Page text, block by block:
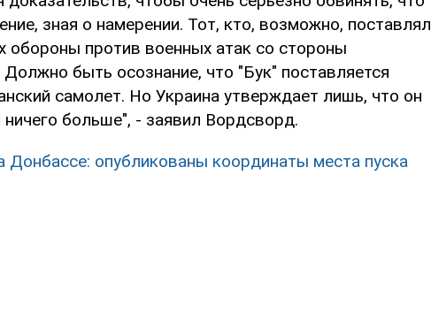
зная о намерении. Тот, кто, возможно, поставлял
обороны против военных атак со стороны
быть осознание, что "Бук" поставляется
самолет. Но Украина утверждает лишь, что он
больше", - заявил Вордсворд.
Донбассе: опубликованы координаты места пуска